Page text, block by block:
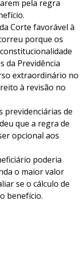
pela regra
Corte favorável à
porque os
da Previdência
extraordinário no
à revisão no
previdenciárias de
que a regra de
opcional aos
poderia
o maior valor
se o cálculo de
benefício.